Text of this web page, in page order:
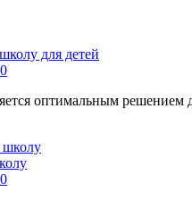
для детей
0
оптимальным решением
0